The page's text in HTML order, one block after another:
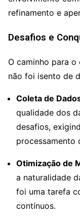
refinamento e
Desafios e
O caminho para o
não foi isento de
Coleta de
qualidade dos
desafios,
processamento
Otimização de
a naturalidade
foi uma tarefa
contínuos.